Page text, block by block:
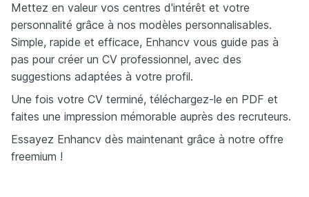
Mettez en valeur vos centres d'intérêt et votre
personnalité grâce à nos modèles personnalisables.
Simple, rapide et efficace, Enhancv vous guide pas à
pas pour créer un CV professionnel, avec des
suggestions adaptées à votre profil.
Une fois votre CV terminé, téléchargez-le en PDF et
faites une impression mémorable auprès des recruteurs.
Essayez Enhancv dès maintenant grâce à notre offre
freemium !